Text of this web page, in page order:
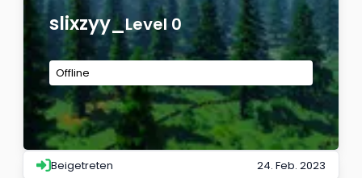
slixzyy_Level 0
Offline
Beigetreten 24. Feb. 2023